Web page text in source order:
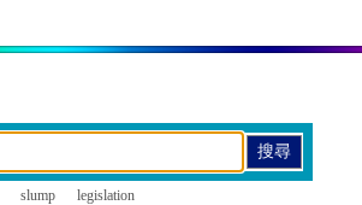
slump legislation